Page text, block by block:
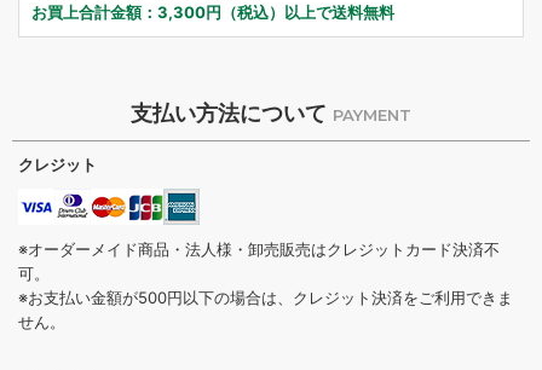
お買上合計金額：3,300円（税込）以上で送料無料
支払い方法について PAYMENT
クレジット
※オーダーメイド商品・法人様・卸売販売はクレジットカード決済不
可。
※お支払い金額が500円以下の場合は、クレジット決済をご利用できま
せん。